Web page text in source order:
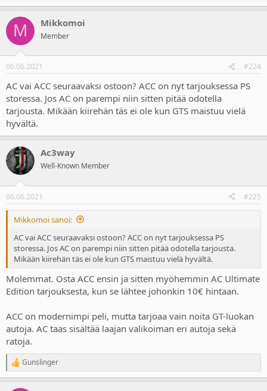
M Mikkomoi
Member
06.06.2021 #224
AC vai ACC seuraavaksi ostoon? ACC on nyt tarjouksessa PS
storessa. Jos AC on parempi niin sitten pitää odotella
tarjousta. Mikään kiirehän täs ei ole kun GTS maistuu vielä
hyvältä.
Ac3way
Well-Known Member
06.06.2021 #225
Mikkomoi sanoi:
AC vai ACC seuraavaksi ostoon? ACC on nyt tarjouksessa PS
storessa. Jos AC on parempi niin sitten pitää odotella tarjousta.
Mikään kiirehän täs ei ole kun GTS maistuu vielä hyvältä.
Molemmat. Osta ACC ensin ja sitten myöhemmin AC Ultimate
Edition tarjouksesta, kun se lähtee johonkin 10€ hintaan.
ACC on modernimpi peli, mutta tarjoaa vain noita GT-luokan
autoja. AC taas sisältää laajan valikoiman eri autoja sekä
ratoja.
R
e
Gunslinger